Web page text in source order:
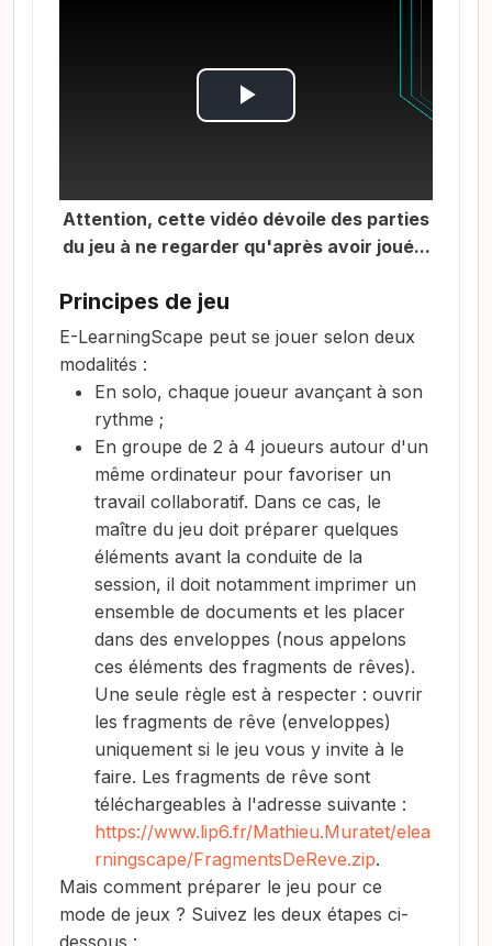
R
p
r
c
i
r
V
í
d
e
o
Attention, cette vidéo dévoile des parties
du jeu à ne regarder qu'après avoir joué...
Principes de jeu
E-LearningScape peut se jouer selon deux
modalités :
En solo, chaque joueur avançant à son
rythme ;
En groupe de 2 à 4 joueurs autour d'un
même ordinateur pour favoriser un
travail collaboratif. Dans ce cas, le
maître du jeu doit préparer quelques
éléments avant la conduite de la
session, il doit notamment imprimer un
ensemble de documents et les placer
dans des enveloppes (nous appelons
ces éléments des fragments de rêves).
Une seule règle est à respecter : ouvrir
les fragments de rêve (enveloppes)
uniquement si le jeu vous y invite à le
faire. Les fragments de rêve sont
téléchargeables à l'adresse suivante :
https://www.lip6.fr/Mathieu.Muratet/elea
rningscape/FragmentsDeReve.zip.
Mais comment préparer le jeu pour ce
mode de jeux ? Suivez les deux étapes ci-